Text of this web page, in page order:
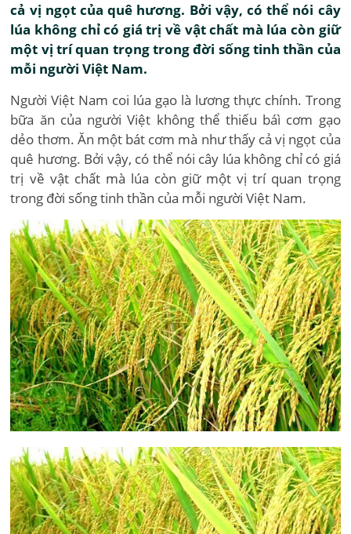
cả vị ngọt của quê hương. Bởi vậy, có thể nói cây
lúa không chỉ có giá trị về vật chất mà lúa còn giữ
một vị trí quan trọng trong đời sống tinh thần của
mỗi người Việt Nam.
Người Việt Nam coi lúa gạo là lương thực chính. Trong
bữa ăn của người Việt không thể thiếu báì cơm gạo
dẻo thơm. Ăn một bát cơm mà như thấy cả vị ngọt của
quê hương. Bởi vậy, có thể nói cây lúa không chỉ có giá
trị về vật chất mà lúa còn giữ một vị trí quan trọng
trong đời sống tinh thần của mỗi người Việt Nam.